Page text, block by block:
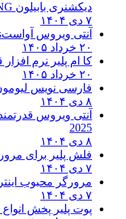
دیکشنری بابیلون NG - فرهنگ لغت کامپیوتر
۷ دی ۱۴۰۴
آنتی ویروس آواست
۲۰ خرداد ۱۴۰۵
کا ام پلیر نرم
۲۰ خرداد ۱۴۰۵
فارسی نویس
۸ دی ۱۴۰۴
آنتی ویروس قدرتمند
2025
۸ دی ۱۴۰۴
فلش پلیر برای
۷ دی ۱۴۰۴
مرورگر محبوب
۷ دی ۱۴۰۴
پوت پلیر پخش